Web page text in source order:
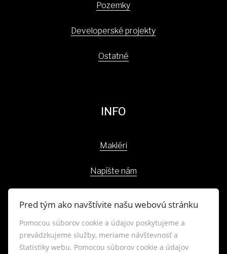
Pozemky
Developerské projekty
Ostatné
INFO
Makléri
Napíšte nám
Blog
Lokality
Pred tým ako navštívite našu webovú stránku
Pomocou súborov cookie a údajov poskytujeme a
prevádzkujeme služby, meriame návštevnosť a
štatistiky webu. Pomocou súborov cookie a údajov